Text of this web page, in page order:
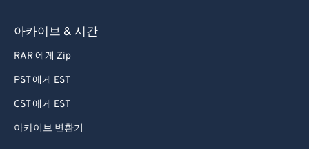
아카이브 & 시간
RAR 에게 Zip
PST 에게 EST
CST 에게 EST
아카이브 변환기